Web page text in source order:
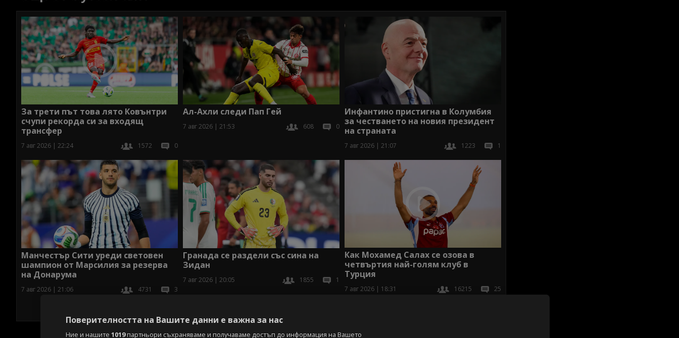
За трети път това лято Ковънтри
счупи рекорда си за входящ
трансфер
7 авг 2026 | 22:24 1572 0
Ал-Ахли следи Пап Гей
7 авг 2026 | 21:53 608 0
Инфантино пристигна в Колумбия
за честването на новия президент
на страната
7 авг 2026 | 21:07 1223 1
Манчестър Сити уреди световен
шампион от Марсилия за резерва
на Донарума
7 авг 2026 | 21:06 4731 3
Гранада се раздели със сина на
Зидан
7 авг 2026 | 20:05 1855 1
Как Мохамед Салах се озова в
четвъртия най-голям клуб в
Турция
7 авг 2026 | 18:31 16215 25
Поверителността на Вашите данни е важна за нас
Ние и нашите 1019партньори съхраняваме и получаваме достъп до информация на Вашето